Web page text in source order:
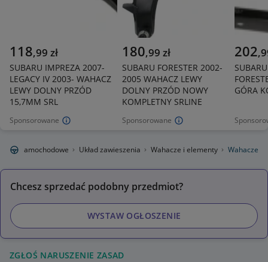
Sponsorowane
118,99 zł
SUBARU IMPREZA 2007-
LEGACY IV 2003- WAHACZ
LEWY DOLNY PRZÓD
15,7MM SRL
Sponsorowane
180,99 zł
SUBARU FORESTER 2002-
2005 WAHACZ LEWY
DOLNY PRZÓD NOWY
KOMPLETNY SRLINE
202,
GÓRA
samochodowe Układ zawieszenia Wahacze i elementy Wahacze
Chcesz sprzedać podobny przedmiot?
WYSTAW OGŁOSZENIE
ZGŁOŚ NARUSZENIE ZASAD